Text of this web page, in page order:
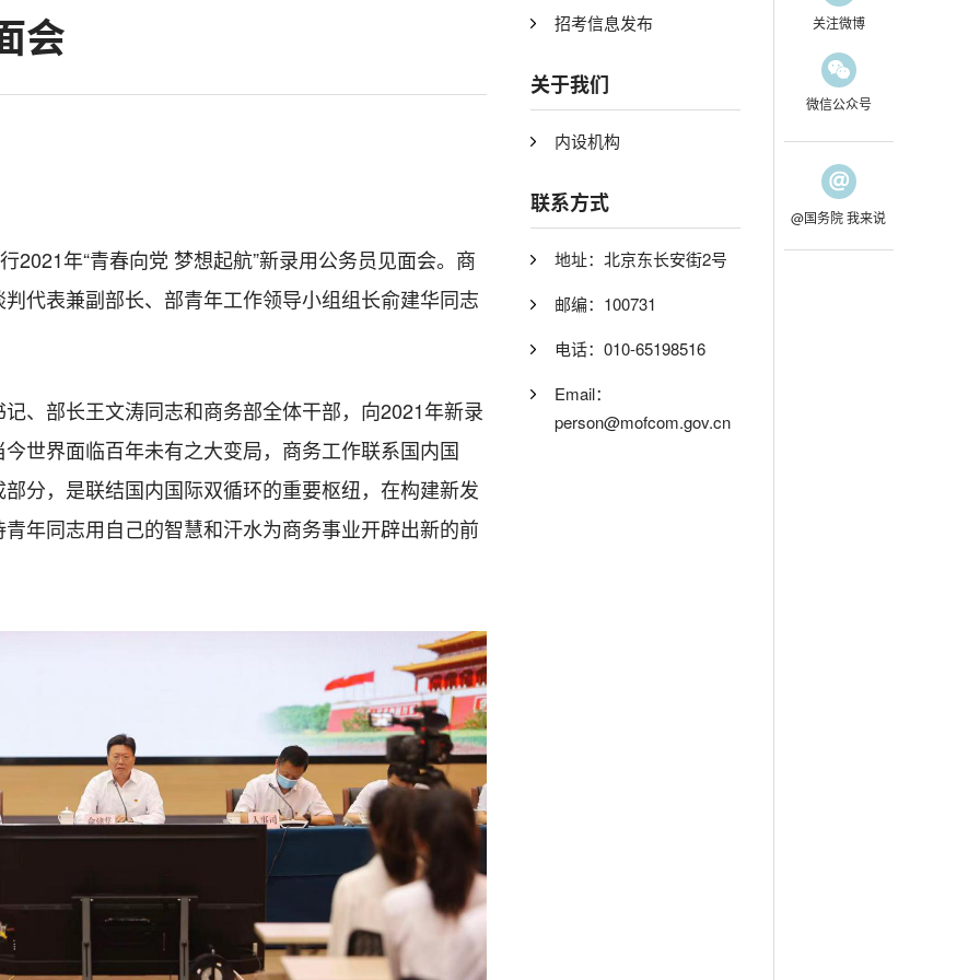
会
2021年“青春向党 梦想起航”新录用公务员见面会。商
代表兼副部长、部青年工作领导小组组长俞建华同志
、部长王文涛同志和商务部全体干部，向2021年新录
世界面临百年未有之大变局，商务工作联系国内国
分，是联结国内国际双循环的重要枢纽，在构建新发
年同志用自己的智慧和汗水为商务事业开辟出新的前
招考信息发布
关于我们
内设机构
联系方式
地址：北京东长安街2号
邮编：100731
电话：010-65198516
Email：
person@mofcom.gov.cn
关注微博
微信公众号
@国务院 我来说